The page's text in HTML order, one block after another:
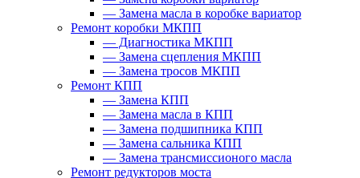
— Замена масла в коробке вариатор
Ремонт коробки МКПП
— Диагностика МКПП
— Замена сцепления МКПП
— Замена тросов МКПП
Ремонт КПП
— Замена КПП
— Замена масла в КПП
— Замена подшипника КПП
— Замена сальника КПП
— Замена трансмиссионого масла
Ремонт редукторов моста